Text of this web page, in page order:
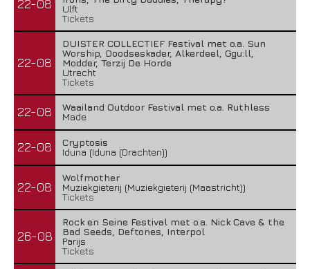
22-08
Ulft
Tickets
22-08
DUISTER COLLECTIEF Festival met o.a. Sun
Worship, Doodseskader, Alkerdeel, Ggu:ll,
Modder, Terzij De Horde
Utrecht
Tickets
22-08
Waailand Outdoor Festival met o.a. Ruthless
Made
22-08
Cryptosis
Iduna (Iduna (Drachten))
22-08
Wolfmother
Muziekgieterij (Muziekgieterij (Maastricht))
Tickets
26-08
Rock en Seine Festival met o.a. Nick Cave & the
Bad Seeds, Deftones, Interpol
Parijs
Tickets